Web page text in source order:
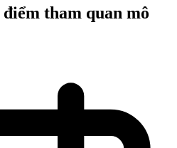
tham quan mô